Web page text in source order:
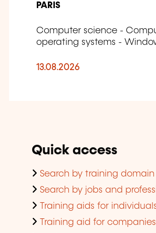
PARIS
Computer science -
operating systems -
13.08.2026
Quick access
Search by training domain
Search by jobs and
Training aids for
Training aid for companies